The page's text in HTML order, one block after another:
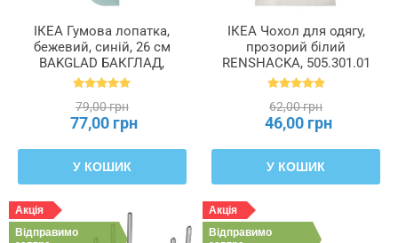
ІКЕА Гумова лопатка,
бежевий, синій, 26 см
BAKGLAD БАКГЛАД,
204.855.48
79,00 грн
77,00 грн
У КОШИК
ІКЕА Чохол для одягу,
прозорий білий
RENSHACKA, 505.301.01
62,00 грн
46,00 грн
У КОШИК
Акція
Відправимо
Акція
Відправимо